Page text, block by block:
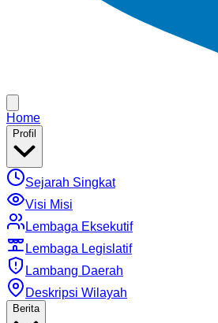
Home
Profil
Sejarah Singkat
Visi Misi
Lembaga Eksekutif
Lembaga Legislatif
Lambang Daerah
Deskripsi Wilayah
Berita